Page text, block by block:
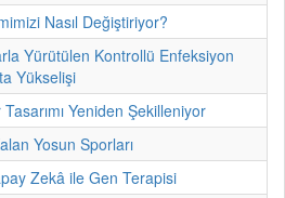
Nasıl Değiştiriyor?
Yürütülen Kontrollü Enfeksiyon
Yükselişi
Tasarımı Yeniden Şekilleniyor
Yosun Sporları
Zekâ ile Gen Terapisi